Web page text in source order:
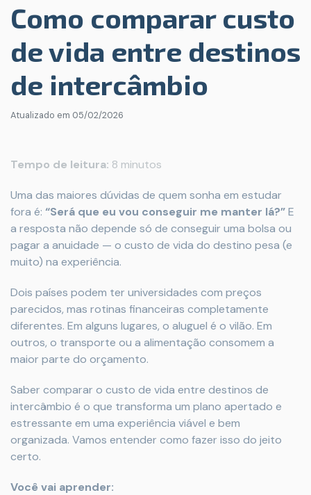
Como comparar custo
de vida entre destinos
de intercâmbio
Atualizado em 05/02/2026
Tempo de leitura: 8 minutos
Uma das maiores dúvidas de quem sonha em estudar
fora é: “Será que eu vou conseguir me manter lá?”E
a resposta não depende só de conseguir uma bolsa ou
pagar a anuidade — o custo de vida do destino pesa (e
muito) na experiência.
Dois países podem ter universidades com preços
parecidos, mas rotinas financeiras completamente
diferentes. Em alguns lugares, o aluguel é o vilão. Em
outros, o transporte ou a alimentação consomem a
maior parte do orçamento.
Saber comparar o custo de vida entre destinos de
intercâmbio é o que transforma um plano apertado e
estressante em uma experiência viável e bem
organizada. Vamos entender como fazer isso do jeito
certo.
Você vai aprender: